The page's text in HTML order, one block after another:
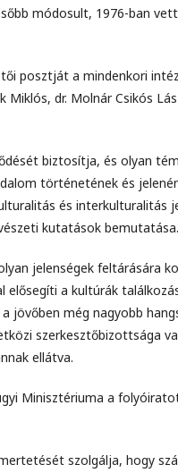
módosult, 1976-ban
posztját a mindenkori
dr. Molnár Csikós
biztosítja, és olyan
történetének és
és interkulturalitás
kutatások bemutatása.
jelenségek feltárására
a kultúrák
még nagyobb
szerkesztőbizottsága
ellátva.
Minisztériuma a
szolgálja, hogy